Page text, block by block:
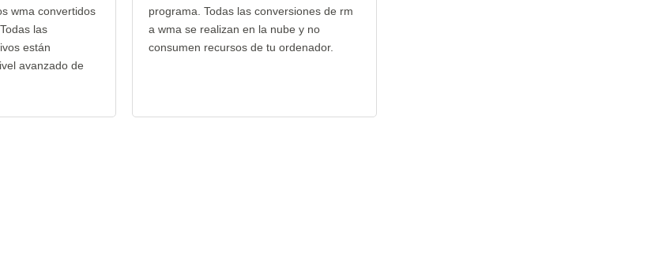
wma convertidos
las
están
avanzado de
programa. Todas las conversiones de rm
a wma se realizan en la nube y no
consumen recursos de tu ordenador.